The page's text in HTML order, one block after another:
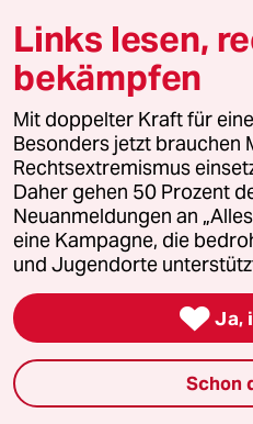
sich auch mal
Ramelow hat mit
sogar Pluspunkte
Sven Günther
26.01.2021 ,09:09
@Linksman:
1. Wir sind
solche
Frauen, ganz
2. Das er
sowas macht,
Links lesen,
bekämpfen
Mit doppelter Kraft für
Besonders jetzt brauchen
Rechtsextremismus
Daher gehen 50 Prozent
Neuanmeldungen an
eine Kampagne, die
und Jugendorte
 Ja,
Schon